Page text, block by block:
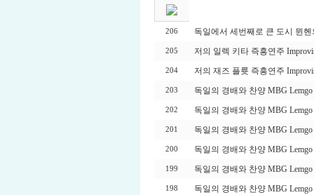
206 독일에서 세번째로 큰 도시 뮌
205 저의 일렉 키타 즉흥연주
204 저의 재즈 플륫 즉흥연주
203 독일의 경배와 찬양 MBG Lemgo
202 독일의 경배와 찬양 MBG Lemgo
201 독일의 경배와 찬양 MBG Lemgo
200 독일의 경배와 찬양 MBG Lemgo
199 독일의 경배와 찬양 MBG Lemgo
198 독일의 경배와 찬양 MBG Lemgo